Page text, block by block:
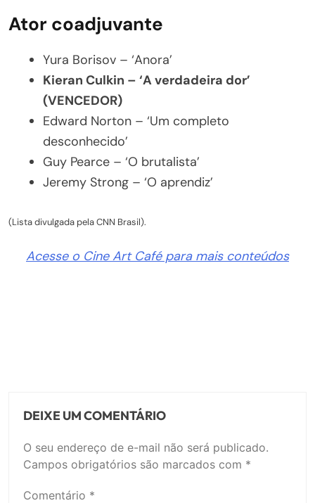
Ator coadjuvante
Yura Borisov – ‘Anora’
Kieran Culkin – ‘A verdadeira dor’
(VENCEDOR)
Edward Norton – ‘Um completo
desconhecido’
Guy Pearce – ‘O brutalista’
Jeremy Strong – ‘O aprendiz’
(Lista divulgada pela CNN Brasil).
Acesse o Cine Art Café para mais conteúdos
DEIXE UM COMENTÁRIO
O seu endereço de e-mail não será publicado.
Campos obrigatórios são marcados com *
Comentário *